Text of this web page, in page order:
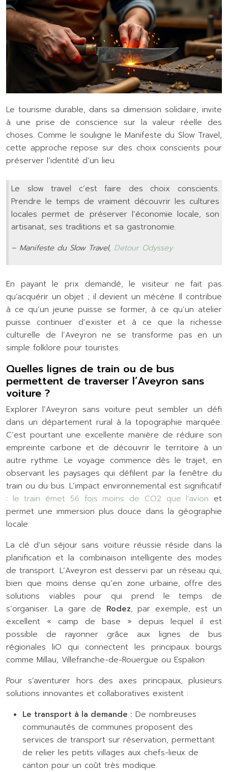
Le tourisme durable, dans sa dimension solidaire, invite
à une prise de conscience sur la valeur réelle des
choses. Comme le souligne le Manifeste du Slow Travel,
cette approche repose sur des choix conscients pour
préserver l’identité d’un lieu.
Le slow travel c’est faire des choix conscients.
Prendre le temps de vraiment découvrir les cultures
locales permet de préserver l’économie locale, son
artisanat, ses traditions et sa gastronomie.
– Manifeste du Slow Travel, Detour Odyssey
En payant le prix demandé, le visiteur ne fait pas
qu’acquérir un objet ; il devient un mécène. Il contribue
à ce qu’un jeune puisse se former, à ce qu’un atelier
puisse continuer d’exister et à ce que la richesse
culturelle de l’Aveyron ne se transforme pas en un
simple folklore pour touristes.
Quelles lignes de train ou de bus
permettent de traverser l’Aveyron sans
voiture ?
Explorer l’Aveyron sans voiture peut sembler un défi
dans un département rural à la topographie marquée.
C’est pourtant une excellente manière de réduire son
empreinte carbone et de découvrir le territoire à un
autre rythme. Le voyage commence dès le trajet, en
observant les paysages qui défilent par la fenêtre du
train ou du bus. L’impact environnemental est significatif
: le train émet 56 fois moins de CO2 que l’avion et
permet une immersion plus douce dans la géographie
locale.
La clé d’un séjour sans voiture réussie réside dans la
planification et la combinaison intelligente des modes
de transport. L’Aveyron est desservi par un réseau qui,
bien que moins dense qu’en zone urbaine, offre des
solutions viables pour qui prend le temps de
s’organiser. La gare de Rodez, par exemple, est un
excellent « camp de base » depuis lequel il est
possible de rayonner grâce aux lignes de bus
régionales liO qui connectent les principaux bourgs
comme Millau, Villefranche-de-Rouergue ou Espalion.
Pour s’aventurer hors des axes principaux, plusieurs
solutions innovantes et collaboratives existent :
Le transport à la demande : De nombreuses
communautés de communes proposent des
services de transport sur réservation, permettant
de relier les petits villages aux chefs-lieux de
canton pour un coût très modique.